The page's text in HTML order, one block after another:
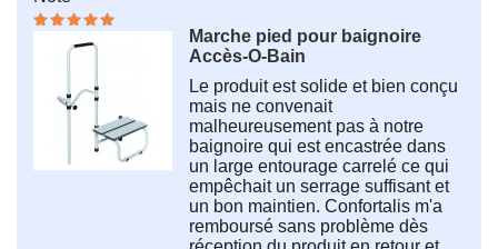
Marche pied pour baignoire
Accès-O-Bain
Le produit est solide et bien conçu
mais ne convenait
malheureusement pas à notre
baignoire qui est encastrée dans
un large entourage carrelé ce qui
empêchait un serrage suffisant et
un bon maintien. Confortalis m'a
remboursé sans problème dès